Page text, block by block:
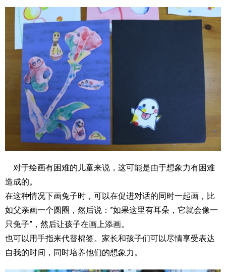
对于绘画有困难的儿童来说，这可能是由于想象力有困难
造成的。
在这种情况下画兔子时，可以在促进对话的同时一起画，比
如父亲画一个圆圈，然后说：”如果这里有耳朵，它就会像一
只兔子”，然后让孩子在画上添画。
也可以用手指来代替棉签。家长和孩子们可以尽情享受表达
自我的时间，同时培养他们的想象力。